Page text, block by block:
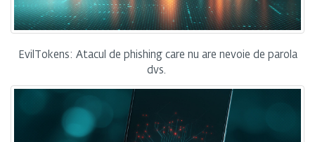
EvilTokens: Atacul de phishing care nu are nevoie de parola
dvs.